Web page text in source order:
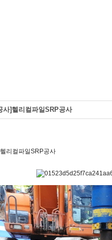
사]헬리컬파일SRP공사
리컬파일SRP공사